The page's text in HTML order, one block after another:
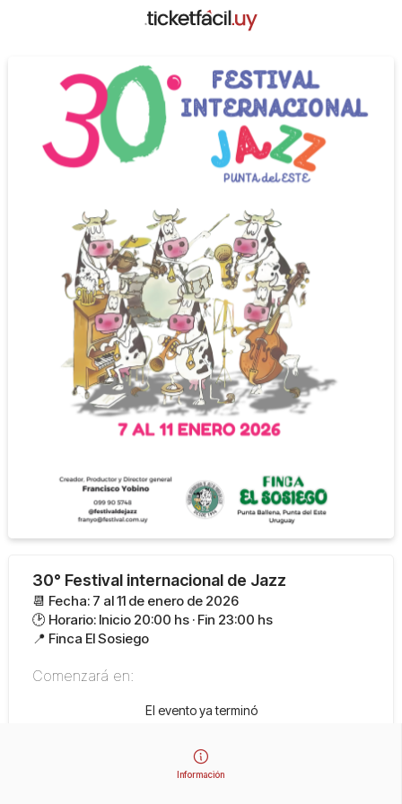
Información
30° Festival internacional de Jazz
📆 Fecha: 7 al 11 de enero de 2026
🕑 Horario: Inicio 20:00 hs · Fin 23:00 hs
📍 Finca El Sosiego
Comenzará en:
El evento ya terminó